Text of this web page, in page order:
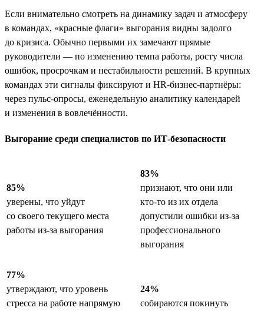
Если внимательно смотреть на динамику задач и атмосферу
в командах, «красные флаги» выгорания видны задолго
до кризиса. Обычно первыми их замечают прямые
руководители — по изменению темпа работы, росту числа
ошибок, просрочкам и нестабильности решений. В крупных
командах эти сигналы фиксируют и HR-бизнес-партнёры:
через пульс-опросы, еженедельную аналитику календарей
и изменения в вовлечённости.
Выгорание среди специалистов по ИТ-безопасности
85%
уверены, что уйдут
со своего текущего места
работы из-за выгорания
83%
признают, что они или
кто-то из их отдела
допустили ошибки из-за
профессионального
выгорания
77%
утверждают, что уровень
стресса на работе напрямую
24%
собираются покинуть